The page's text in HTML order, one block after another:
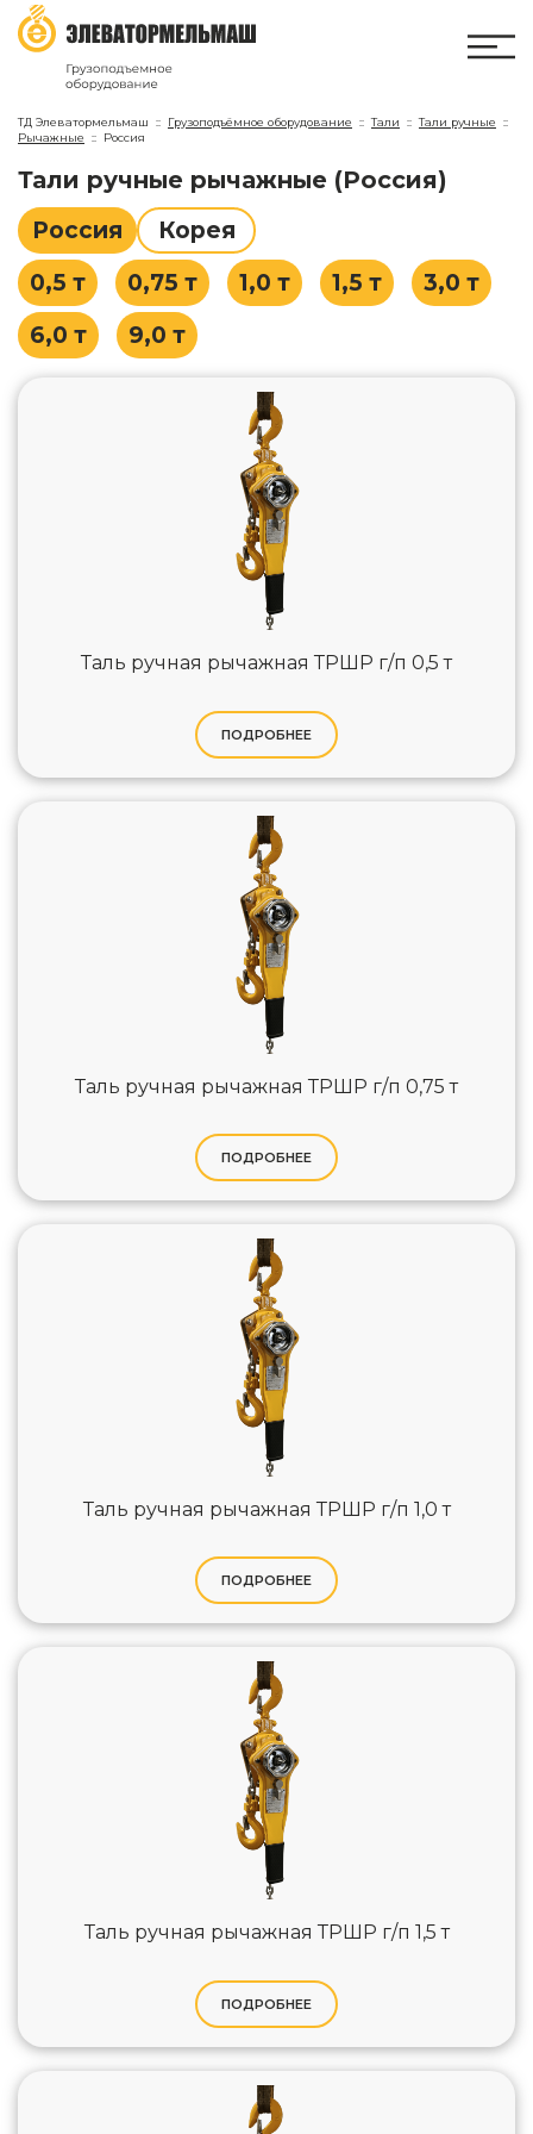
ТД Элеватормельмаш Грузоподъёмное оборудование Тали
Тали ручные
Рычажные
Россия
Тали ручные рычажные (Россия)
Россия
0,5 т
0,75 т 1,0 т 1,5 т
3,0 т
6,0 т
9,0 т
Корея
Таль ручная рычажная ТРШР г/п 0,5 т
ПОДРОБНЕЕ
Таль ручная рычажная ТРШР г/п 0,75 т
ПОДРОБНЕЕ
Таль ручная рычажная ТРШР г/п 1,0 т
ПОДРОБНЕЕ
Таль ручная рычажная ТРШР г/п 1,5 т
ПОДРОБНЕЕ